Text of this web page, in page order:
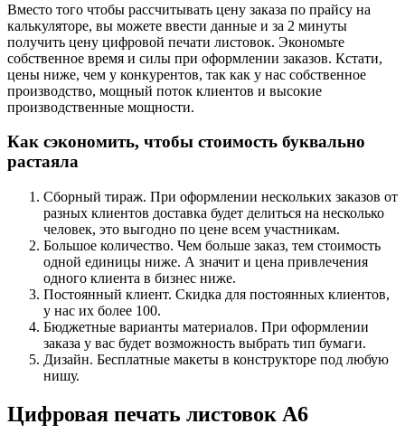
Вместо того чтобы рассчитывать цену заказа по прайсу на
калькуляторе, вы можете ввести данные и за 2 минуты
получить цену цифровой печати листовок. Экономьте
собственное время и силы при оформлении заказов. Кстати,
цены ниже, чем у конкурентов, так как у нас собственное
производство, мощный поток клиентов и высокие
производственные мощности.
Как сэкономить, чтобы стоимость буквально
растаяла
Сборный тираж. При оформлении нескольких заказов от
разных клиентов доставка будет делиться на несколько
человек, это выгодно по цене всем участникам.
Большое количество. Чем больше заказ, тем стоимость
одной единицы ниже. А значит и цена привлечения
одного клиента в бизнес ниже.
Постоянный клиент. Скидка для постоянных клиентов,
у нас их более 100.
Бюджетные варианты материалов. При оформлении
заказа у вас будет возможность выбрать тип бумаги.
Дизайн. Бесплатные макеты в конструкторе под любую
нишу.
Цифровая печать листовок А6